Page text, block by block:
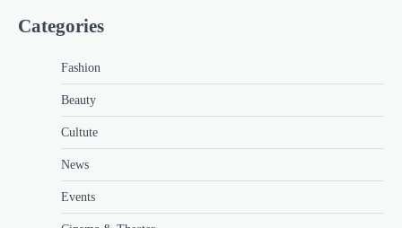
Categories
Fashion
Beauty
Cultute
News
Events